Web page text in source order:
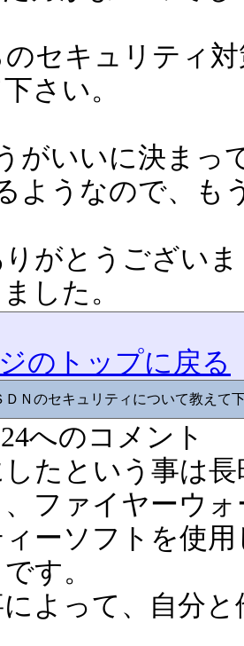
のセキュリティ
さい。
がいいに決まっ
ようなので、も
がとうござい
した。
のトップに戻る
ＤＮのセキュリティについて教えて
へのコメント
たという事は
ファイヤーウ
ーソフトを使
す。
よって、自分